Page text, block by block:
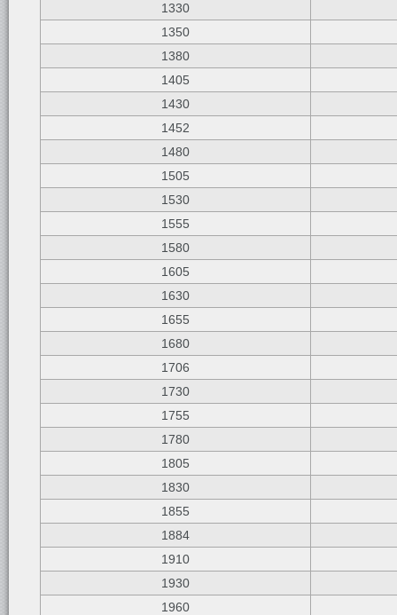
1330
1350
1380
1405
1430
1452
1480
1505
1530
1555
1580
1605
1630
1655
1680
1706
1730
1755
1780
1805
1830
1855
1884
1910
1930
1960